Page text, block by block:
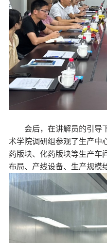
会后，在讲解员的引导
术学院调研组参观了生产中
药版块、化药版块等生产车
布局、产线设备、生产规模